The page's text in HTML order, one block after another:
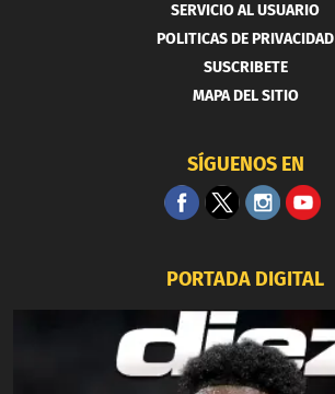
SERVICIO AL USUARIO
POLITICAS DE PRIVACIDAD
SUSCRIBETE
MAPA DEL SITIO
SÍGUENOS EN
PORTADA DIGITAL